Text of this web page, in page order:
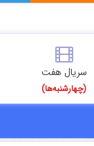
سریال هفت
(چهارشنبه‌ها)